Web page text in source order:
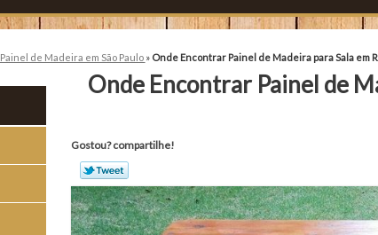
Painel de Madeira em São Paulo » Onde Encontrar Painel de Madeira para Sala em
Onde Encontrar Painel de
Gostou? compartilhe!